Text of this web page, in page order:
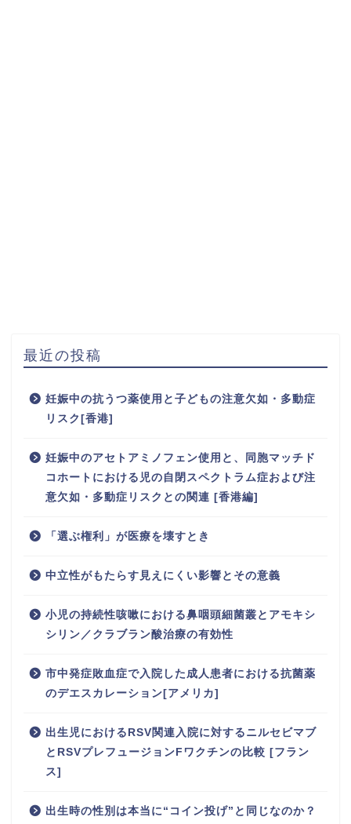
最近の投稿
妊娠中の抗うつ薬使用と子どもの注意欠如・多動症
リスク[香港]
妊娠中のアセトアミノフェン使用と、同胞マッチド
コホートにおける児の自閉スペクトラム症および注
意欠如・多動症リスクとの関連 [香港編]
「選ぶ権利」が医療を壊すとき
中立性がもたらす見えにくい影響とその意義
小児の持続性咳嗽における鼻咽頭細菌叢とアモキシ
シリン／クラブラン酸治療の有効性
市中発症敗血症で入院した成人患者における抗菌薬
のデエスカレーション[アメリカ]
出生児におけるRSV関連入院に対するニルセビマブ
とRSVプレフュージョンFワクチンの比較 [フラン
ス]
出生時の性別は本当に“コイン投げ”と同じなのか？